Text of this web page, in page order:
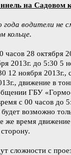
на Садовом
года водители не
кольце.
часов 28 октября
2013г. до 5:30 5
12 ноября 2013г.,
движение в
ГБУ
с 00 часов до
возможно
же время движение
сложности с